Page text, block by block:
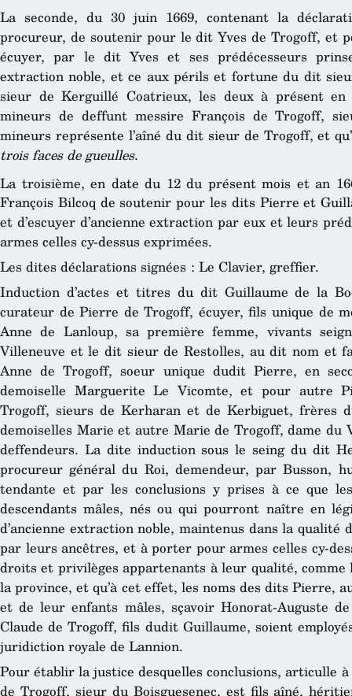
La seconde, du 30 juin 1669, contenant la
procureur, de soutenir pour le dit Yves de Trogoff, et
écuyer, par le dit Yves et ses prédécesseurs
extraction noble, et ce aux périls et fortune du dit
sieur de Kerguillé Coatrieux, les deux à présent
mineurs de deffunt messire François de Trogoff,
mineurs représente l’aîné du dit sieur de Trogoff, et
trois faces de gueulles.
La troisième, en date du 12 du présent mois et an
François Bilcoq de soutenir pour les dits Pierre et
et d’escuyer d’ancienne extraction par eux et leurs
armes celles cy-dessus exprimées.
Les dites déclarations signées : Le Clavier, greffier.
Induction d’actes et titres du dit Guillaume de la
curateur de Pierre de Trogoff, écuyer, fils unique de
Anne de Lanloup, sa première femme, vivants
Villeneuve et le dit sieur de Restolles, au dit nom et
Anne de Trogoff, soeur unique dudit Pierre, en
demoiselle Marguerite Le Vicomte, et pour autre
Trogoff, sieurs de Kerharan et de Kerbiguet, frères
demoiselles Marie et autre Marie de Trogoff, dame du
deffendeurs. La dite induction sous le seing du dit
procureur général du Roi, demendeur, par Busson,
tendante et par les conclusions y prises à ce que
descendants mâles, nés ou qui pourront naître en
d’ancienne extraction noble, maintenus dans la qualité
par leurs ancêtres, et à porter pour armes celles cy-
droits et privilèges appartenants à leur qualité, comme
la province, et qu’à cet effet, les noms des dits Pierre,
et de leur enfants mâles, sçavoir Honorat-Auguste
Claude de Trogoff, fils dudit Guillaume, soient
juridiction royale de Lannion.
Pour établir la justice desquelles conclusions, articulle
de Trogoff, sieur du Boisguesenec, est fils aîné,